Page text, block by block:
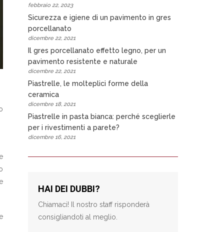
febbraio 22, 2023
Sicurezza e igiene di un pavimento in gres
porcellanato
dicembre 22, 2021
Il gres porcellanato effetto legno, per un
pavimento resistente e naturale
dicembre 22, 2021
Piastrelle, le molteplici forme della
ceramica
dicembre 18, 2021
Piastrelle in pasta bianca: perché sceglierle
per i rivestimenti a parete?
dicembre 16, 2021
HAI DEI DUBBI?
Chiamaci! Il nostro staff risponderà
consigliandoti al meglio.